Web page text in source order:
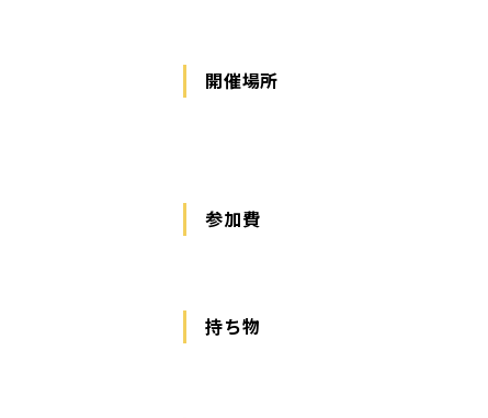
開催場所
参加費
持ち物